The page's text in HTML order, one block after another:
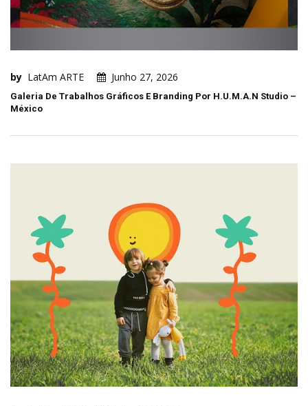
by LatAm ARTE Junho 27, 2026
Galeria De Trabalhos Gráficos E Branding Por H.U.M.A.N Studio –
México